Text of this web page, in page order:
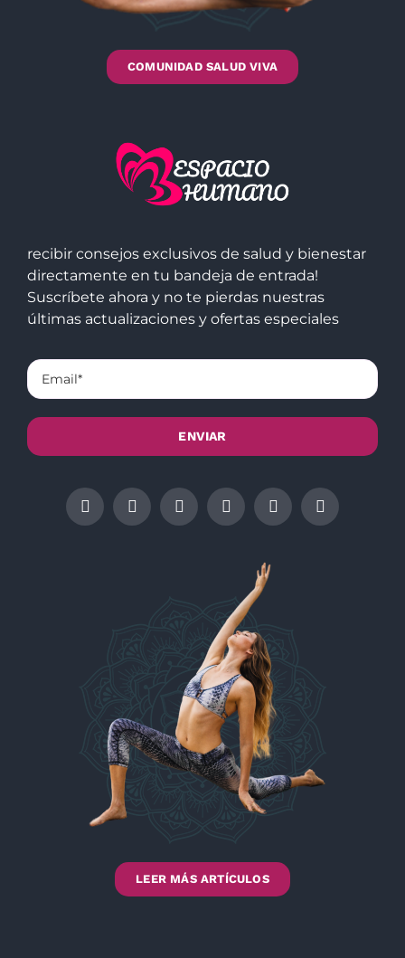
COMUNIDAD SALUD VIVA
recibir consejos exclusivos de salud y bienestar
directamente en tu bandeja de entrada!
Suscríbete ahora y no te pierdas nuestras
últimas actualizaciones y ofertas especiales
LEER MÁS ARTÍCULOS